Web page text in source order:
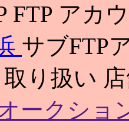
FTP アカ
サブFTP
り扱い
ークショ